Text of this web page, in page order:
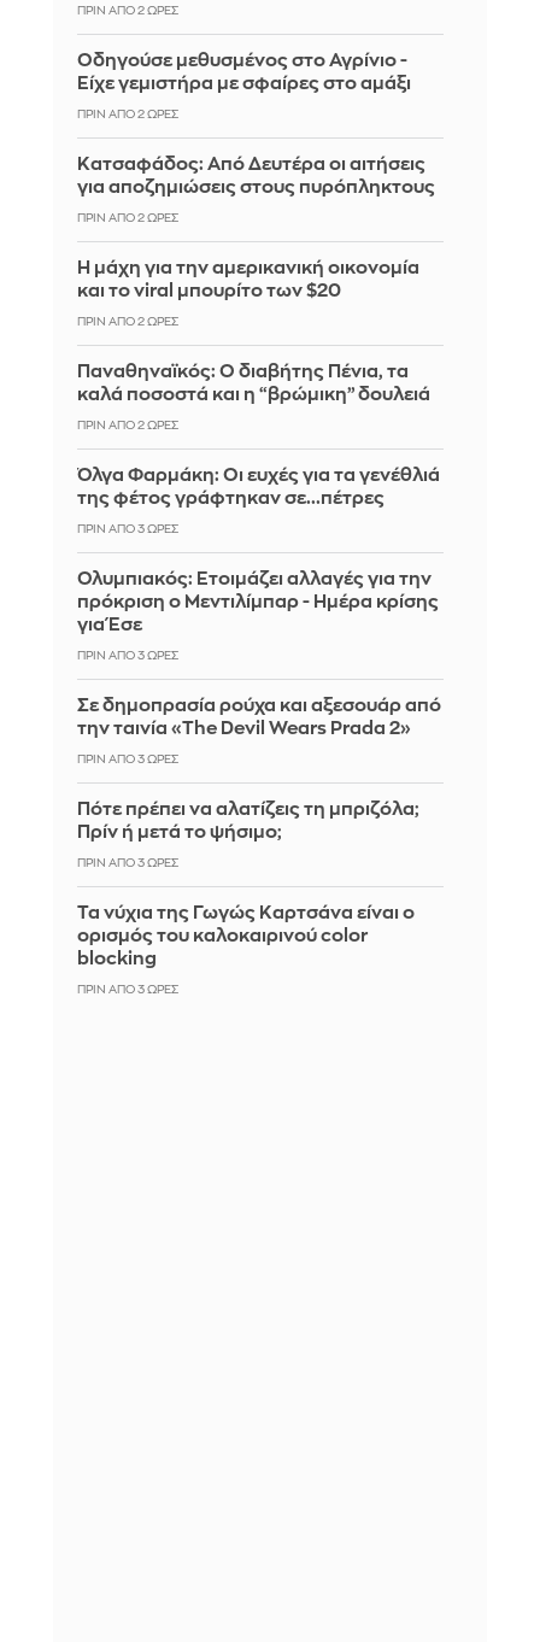
ΠΡΙΝ ΑΠΌ 2 ΏΡΕΣ
Οδηγούσε μεθυσμένος στο Αγρίνιο -
Είχε γεμιστήρα με σφαίρες στο αμάξι
ΠΡΙΝ ΑΠΌ 2 ΏΡΕΣ
Κατσαφάδος: Από Δευτέρα οι αιτήσεις
για αποζημιώσεις στους πυρόπληκτους
ΠΡΙΝ ΑΠΌ 2 ΏΡΕΣ
Η μάχη για την αμερικανική οικονομία
και το viral μπουρίτο των $20
ΠΡΙΝ ΑΠΌ 2 ΏΡΕΣ
Παναθηναϊκός: Ο διαβήτης Πένια, τα
καλά ποσοστά και η “βρώμικη” δουλειά
ΠΡΙΝ ΑΠΌ 2 ΏΡΕΣ
Όλγα Φαρμάκη: Οι ευχές για τα γενέθλιά
της φέτος γράφτηκαν σε...πέτρες
ΠΡΙΝ ΑΠΌ 3 ΏΡΕΣ
Ολυμπιακός: Ετοιμάζει αλλαγές για την
πρόκριση ο Μεντιλίμπαρ - Ημέρα κρίσης
για Έσε
ΠΡΙΝ ΑΠΌ 3 ΏΡΕΣ
Σε δημοπρασία ρούχα και αξεσουάρ από
την ταινία «The Devil Wears Prada 2»
ΠΡΙΝ ΑΠΌ 3 ΏΡΕΣ
Πότε πρέπει να αλατίζεις τη μπριζόλα;
Πρίν ή μετά το ψήσιμο;
ΠΡΙΝ ΑΠΌ 3 ΏΡΕΣ
Τα νύχια της Γωγώς Καρτσάνα είναι ο
ορισμός του καλοκαιρινού color
blocking
ΠΡΙΝ ΑΠΌ 3 ΏΡΕΣ